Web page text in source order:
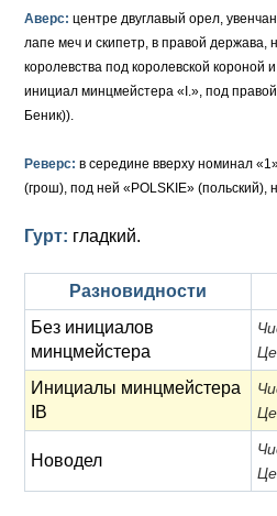
Аверс: центре двуглавый орел,
лапе меч и скипетр, в правой держава,
королевства под королевской короной
инициал минцмейстера «I.», под
Беник)).
Реверс: в середине вверху номинал
(грош), под ней «POLSKIE» (польский),
Гурт: гладкий.
Разновидности
Без инициалов
минцмейстера
Инициалы минцмейстера
IB
Новодел